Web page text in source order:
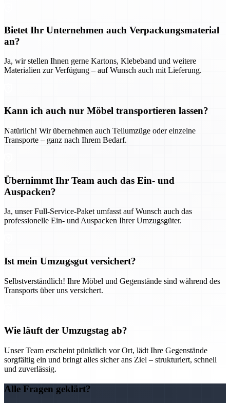
Bietet Ihr Unternehmen auch Verpackungsmaterial
an?
Ja, wir stellen Ihnen gerne Kartons, Klebeband und weitere
Materialien zur Verfügung – auf Wunsch auch mit Lieferung.
Kann ich auch nur Möbel transportieren lassen?
Natürlich! Wir übernehmen auch Teilumzüge oder einzelne
Transporte – ganz nach Ihrem Bedarf.
Übernimmt Ihr Team auch das Ein- und
Auspacken?
Ja, unser Full-Service-Paket umfasst auf Wunsch auch das
professionelle Ein- und Auspacken Ihrer Umzugsgüter.
Ist mein Umzugsgut versichert?
Selbstverständlich! Ihre Möbel und Gegenstände sind während des
Transports über uns versichert.
Wie läuft der Umzugstag ab?
Unser Team erscheint pünktlich vor Ort, lädt Ihre Gegenstände
sorgfältig ein und bringt alles sicher ans Ziel – strukturiert, schnell
und zuverlässig.
Alle Fragen geklärt?